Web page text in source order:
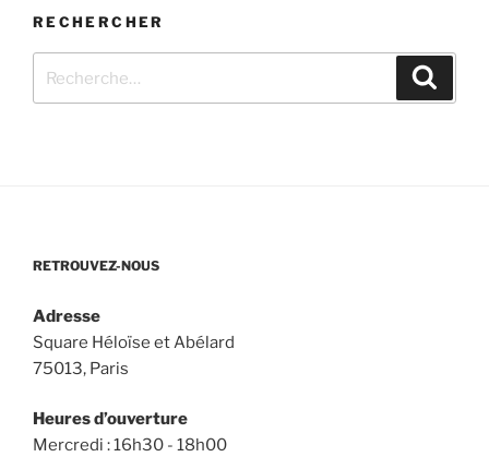
RECHERCHER
RETROUVEZ-NOUS
Adresse
Square Héloïse et Abélard
75013, Paris
Heures d’ouverture
Mercredi : 16h30 - 18h00